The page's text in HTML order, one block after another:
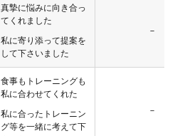
真摯に悩みに向き合っ
てくれました
私に寄り添って提案を
して下さいました
－
食事もトレーニングも
私に合わせてくれた
私に合ったトレーニン
グ等を一緒に考えて下
－